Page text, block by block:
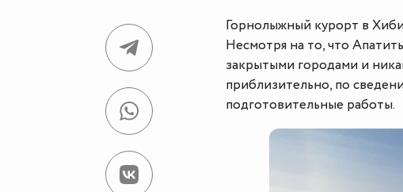
Горнолыжный курорт в
Несмотря на то, что
закрытыми городами и
приблизительно, по
подготовительные работы.